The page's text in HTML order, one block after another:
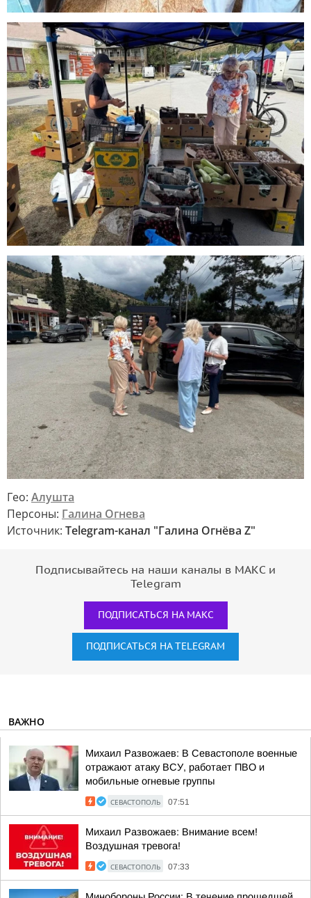
Гео: Алушта
Персоны: Галина Огнева
Источник: Telegram-канал "Галина Огнёва Z"
Подписывайтесь на наши каналы в МАКС и
Telegram
ПОДПИСАТЬСЯ НА МАКС
ПОДПИСАТЬСЯ НА TELEGRAM
ВАЖНО
Михаил Развожаев: В Севастополе военные
отражают атаку ВСУ, работает ПВО и
мобильные огневые группы
СЕВАСТОПОЛЬ 07:51
Михаил Развожаев: Внимание всем!
Воздушная тревога!
СЕВАСТОПОЛЬ 07:33